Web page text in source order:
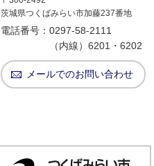
茨城県つくばみらい市加藤237番地
電話番号： 0297-58-2111
（内線）6201・6202
メールでのお問い合わせ